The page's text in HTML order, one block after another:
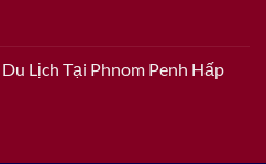
Lịch Tại Phnom Penh Hấp